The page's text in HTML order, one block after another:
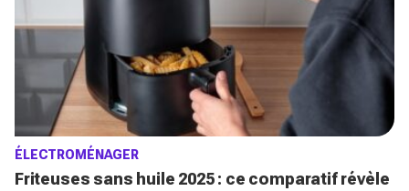
ÉLECTROMÉNAGER
Friteuses sans huile 2025 : ce comparatif révèle